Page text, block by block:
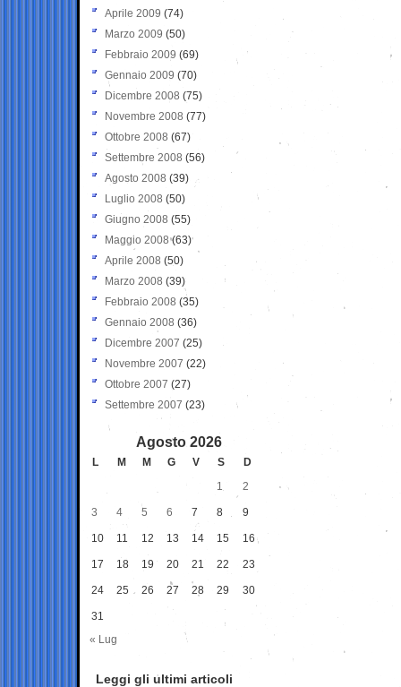
Aprile 2009 (74)
Marzo 2009 (50)
Febbraio 2009 (69)
Gennaio 2009 (70)
Dicembre 2008 (75)
Novembre 2008 (77)
Ottobre 2008 (67)
Settembre 2008 (56)
Agosto 2008 (39)
Luglio 2008 (50)
Giugno 2008 (55)
Maggio 2008(63)
Aprile 2008 (50)
Marzo 2008 (39)
Febbraio 2008 (35)
Gennaio 2008 (36)
Dicembre 2007 (25)
Novembre 2007 (22)
Ottobre 2007 (27)
Settembre 2007 (23)
Agosto 2026
L M M G V S
D
1
2
3 4 5 6 7 8 9
10 11 12 13 14 15 16
17 18 19 20 21 22 23
24 25 26 27 28 29 30
31
« Lug
Leggi gli ultimi articoli